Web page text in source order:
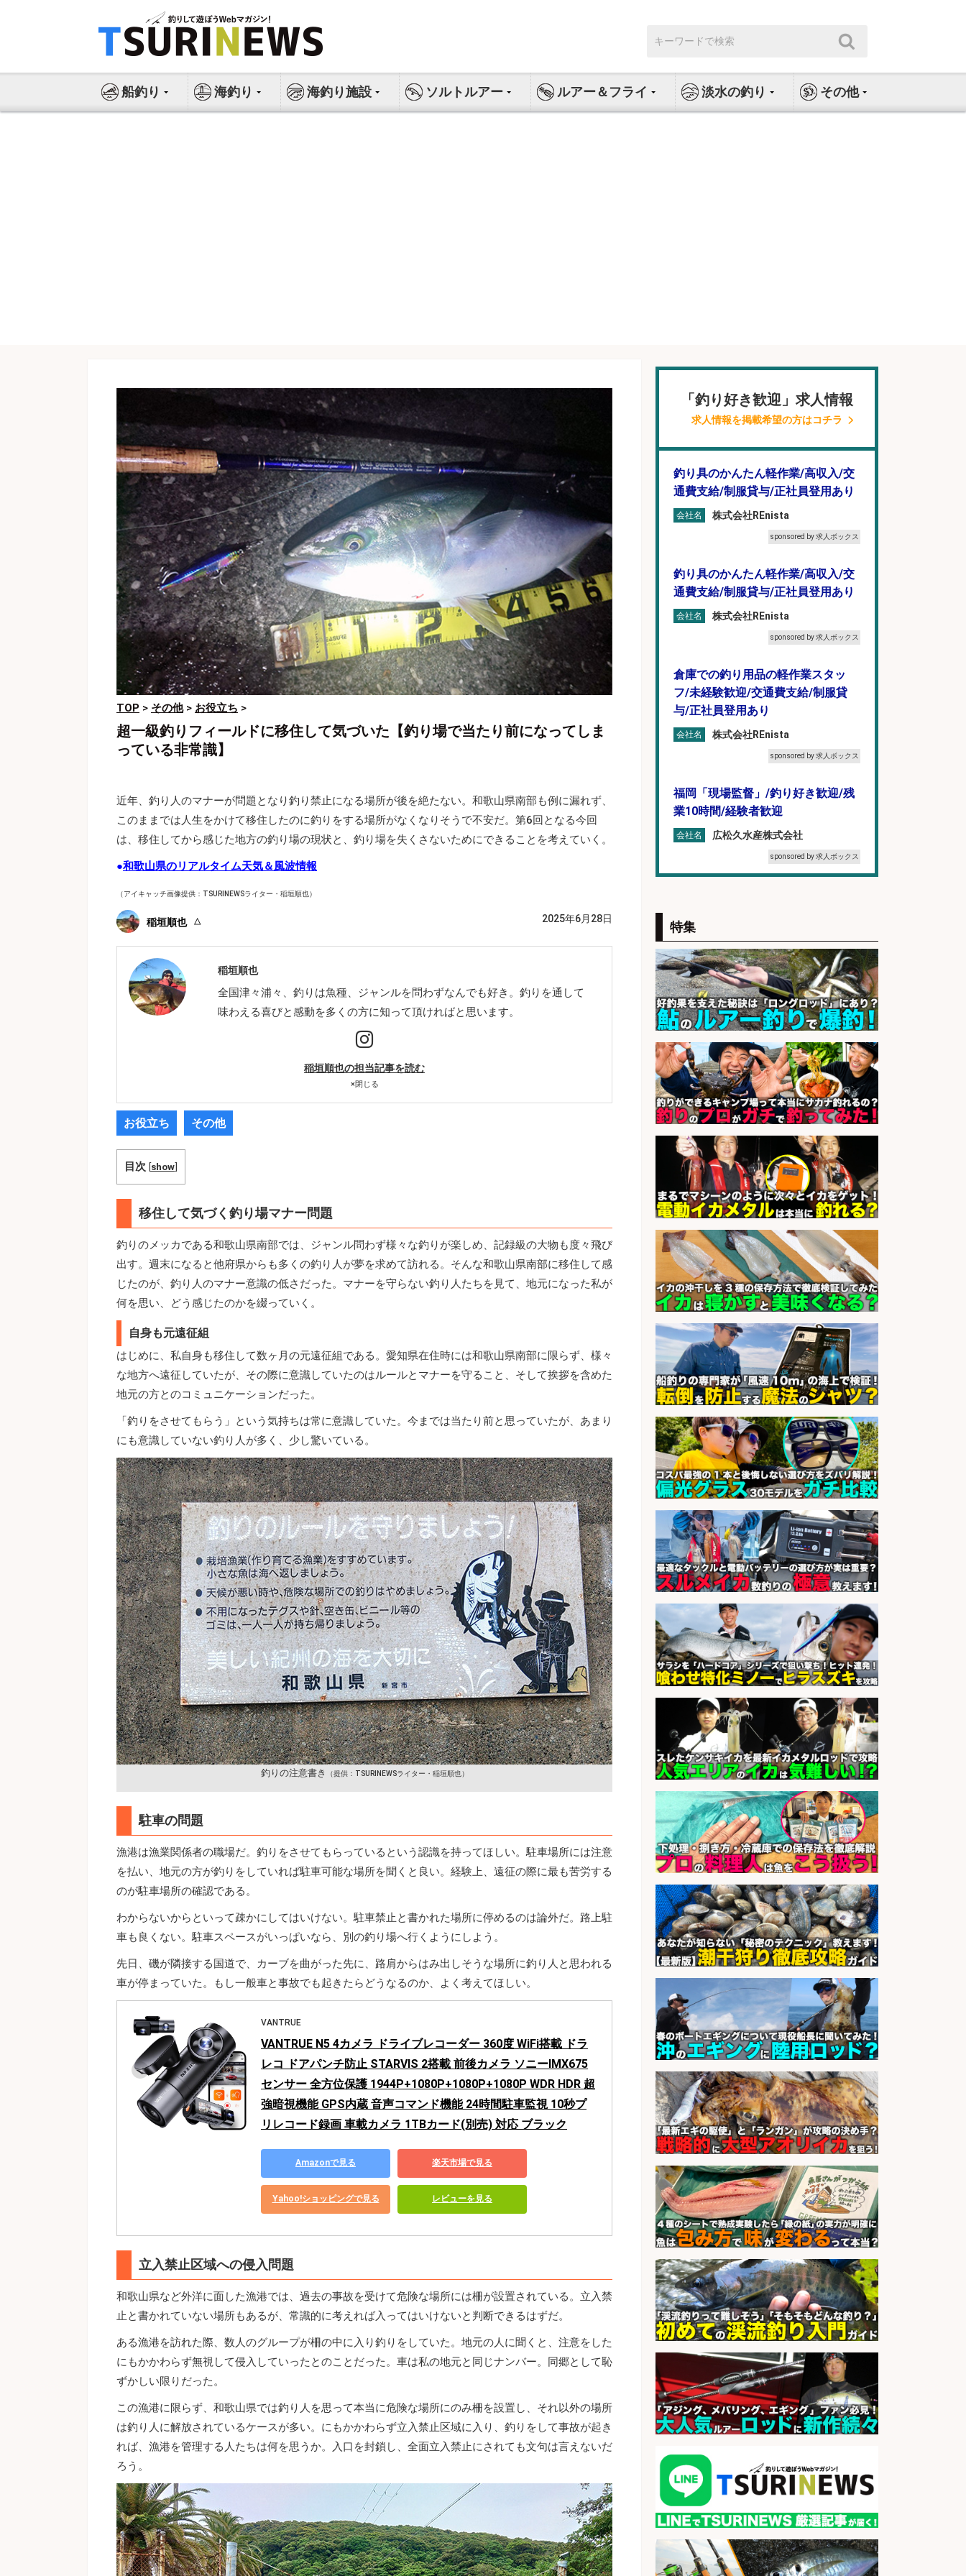
ス
索:
船釣り 海釣り 海釣り施設 ソルトルアー ルアー＆フライ 淡水の釣り その他
TOP > その他> お役立ち >
超一級釣りフィールドに移住して気づいた【釣り場で当たり前になってしま
っている非常識】
近年、釣り人のマナーが問題となり釣り禁止になる場所が後を絶たない。和歌山県南部も例に漏れず、
このままでは人生をかけて移住したのに釣りをする場所がなくなりそうで不安だ。第6回となる今回
は、移住してから感じた地方の釣り場の現状と、釣り場を失くさないためにできることを考えていく。
●和歌山県のリアルタイム天気＆風波情報
（アイキャッチ画像提供：TSURINEWSライター・稲垣順也）
稲垣順也 2025年6月28日
稲垣順也
全国津々浦々、釣りは魚種、ジャンルを問わずなんでも好き。釣りを通して
味わえる喜びと感動を多くの方に知って頂ければと思います。
稲垣順也の担当記事を読む
×閉じる
お役立ち その他
目次 [show]
移住して気づく釣り場マナー問題
釣りのメッカである和歌山県南部では、ジャンル問わず様々な釣りが楽しめ、記録級の大物も度々飛び
出す。週末になると他府県からも多くの釣り人が夢を求めて訪れる。そんな和歌山県南部に移住して感
じたのが、釣り人のマナー意識の低さだった。マナーを守らない釣り人たちを見て、地元になった私が
何を思い、どう感じたのかを綴っていく。
自身も元遠征組
はじめに、私自身も移住して数ヶ月の元遠征組である。愛知県在住時には和歌山県南部に限らず、様々
な地方へ遠征していたが、その際に意識していたのはルールとマナーを守ること、そして挨拶を含めた
地元の方とのコミュニケーションだった。
「釣りをさせてもらう」という気持ちは常に意識していた。今までは当たり前と思っていたが、あまり
にも意識していない釣り人が多く、少し驚いている。
釣りの注意書き （提供：TSURINEWSライター・稲垣順也）
駐車の問題
漁港は漁業関係者の職場だ。釣りをさせてもらっているという認識を持ってほしい。駐車場所には注意
を払い、地元の方が釣りをしていれば駐車可能な場所を聞くと良い。経験上、遠征の際に最も苦労する
のが駐車場所の確認である。
わからないからといって疎かにしてはいけない。駐車禁止と書かれた場所に停めるのは論外だ。路上駐
車も良くない。駐車スペースがいっぱいなら、別の釣り場へ行くようにしよう。
先日、磯が隣接する国道で、カーブを曲がった先に、路肩からはみ出しそうな場所に釣り人と思われる
車が停まっていた。もし一般車と事故でも起きたらどうなるのか、よく考えてほしい。
VANTRUE
VANTRUE N5 4カメラ ドライブレコーダー 360度 WiFi搭載 ドラ
レコ ドアパンチ防止 STARVIS 2搭載 前後カメラ ソニーIMX675
センサー 全方位保護 1944P+1080P+1080P+1080P WDR HDR 超
強暗視機能 GPS内蔵 音声コマンド機能 24時間駐車監視 10秒プ
リレコード録画 車載カメラ 1TBカード(別売) 対応 ブラック
Amazonで見る 楽天市場で見る
Yahoo!ショッピングで見る レビューを見る
立入禁止区域への侵入問題
和歌山県など外洋に面した漁港では、過去の事故を受けて危険な場所には柵が設置されている。立入禁
止と書かれていない場所もあるが、常識的に考えれば入ってはいけないと判断できるはずだ。
ある漁港を訪れた際、数人のグループが柵の中に入り釣りをしていた。地元の人に聞くと、注意をした
にもかかわらず無視して侵入していったとのことだった。車は私の地元と同じナンバー。同郷として恥
ずかしい限りだった。
この漁港に限らず、和歌山県では釣り人を思って本当に危険な場所にのみ柵を設置し、それ以外の場所
は釣り人に解放されているケースが多い。にもかかわらず立入禁止区域に入り、釣りをして事故が起き
れば、漁港を管理する人たちは何を思うか。入口を封鎖し、全面立入禁止にされても文句は言えないだ
ろう。
「釣り好き歓迎」求人情報
求人情報を掲載希望の方はコチラ
釣り具のかんたん軽作業/高収入/交
通費支給/制服貸与/正社員登用あり
会社名 株式会社REnista
sponsored by 求人ボックス
釣り具のかんたん軽作業/高収入/交
通費支給/制服貸与/正社員登用あり
会社名 株式会社REnista
sponsored by 求人ボックス
倉庫での釣り用品の軽作業スタッ
フ/未経験歓迎/交通費支給/制服貸
与/正社員登用あり
会社名 株式会社REnista
sponsored by 求人ボックス
福岡「現場監督」/釣り好き歓迎/残
業10時間/経験者歓迎
会社名 広松久水産株式会社
sponsored by 求人ボックス
会社名
sponsored by 求人ボックス
日払いOKで即日収入/軽作業・物流
その他/「9月末までの短期」釣り具
のピッキング作業など/残業少なめ/
日勤&土日休み/未経験OK!
会社名
UTエージェント株式会社 関西第
二CU
sponsored by 求人ボックス
フィッシング用品の「製品開発設
計」
会社名 メガバス株式会社
sponsored by 求人ボックス
魚の「バイヤー」貴方の目利きでヒ
ットを生む、裁量バイヤー募集
会社名 株式会社コムライン
sponsored by 求人ボックス
日払いOKで即日収入/製造スタッフ/
「堺市堺区」「時給1,600円」日払
いOK・入社祝金10万円/堺市堺区の
工場で自転車部品や釣り具の組立/
未経験歓迎/土日祝休みで年間休日
126日
会社名
パーソルファクトリーパートナ
ーズ株式会社
sponsored by 求人ボックス
倉庫での釣り用品の軽作業スタッ
フ/未経験歓迎/交通費支給/制服貸
与/正社員登用あり
会社名 株式会社REnista
sponsored by 求人ボックス
さらに求人情報を見る
特集